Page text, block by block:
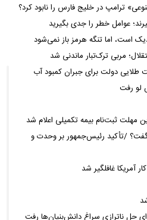
ترامپ در خلیج فارس را نابود کرد؟
عوامل خطر را جدی بگیرید
است، اما تنگه هرمز باز نمی‌شود
مربی ترک‌تبار ماندنی شد
طلایی دولت برای جبران کمبود آب
لو رفت
مهلت ثبت‌نام بیمه تکمیلی اعلام شد
/تأکید رئیس‌جمهور بر وحدت و
آمریکا غافلگیر شد
حل ناترازی سراغ دانش‌بنیان‌ها رفت